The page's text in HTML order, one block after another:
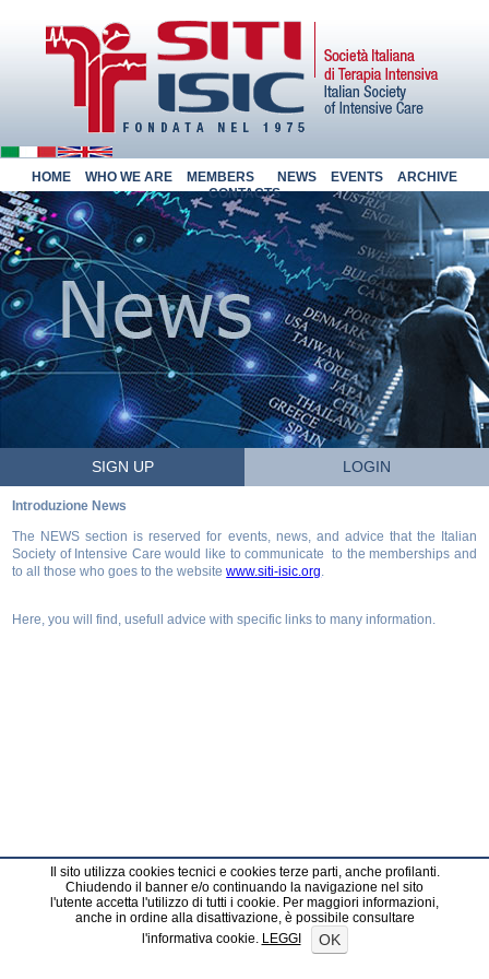
Il sito utilizza cookies tecnici e cookies terze parti, anche profilanti.
Chiudendo il banner e/o continuando la navigazione nel sito
l'utente accetta l'utilizzo di tutti i cookie. Per maggiori informazioni,
anche in ordine alla disattivazione, è possibile consultare
l'informativa cookie. LEGGI OK
HOME WHO WE ARE MEMBERS NEWS EVENTS
ARCHIVE
CONTACTS
SIGN UP LOGIN
Introduzione News
The NEWS section is reserved for events, news, and advice that the Italian
Society of Intensive Care would like to communicate to the memberships and
to all those who goes to the websitewww.siti-isic.org.
Here, you will find, usefull advice with specific links to many information.